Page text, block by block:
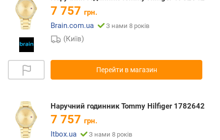
7 757 грн.
Brain.com.ua
З нами 8 років
(Київ)
Перейти в магазин
Наручний годинник Tommy Hilfiger 1782642
7 757 грн.
Itbox.ua
З нами 8 років